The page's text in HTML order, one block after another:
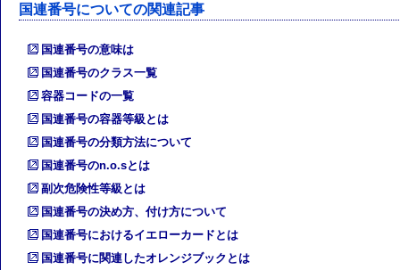
国連番号についての関連記事
国連番号の意味は
国連番号のクラス一覧
容器コードの一覧
国連番号の容器等級とは
国連番号の分類方法について
国連番号のn.o.sとは
副次危険性等級とは
国連番号の決め方、付け方について
国連番号におけるイエローカードとは
国連番号に関連したオレンジブックとは